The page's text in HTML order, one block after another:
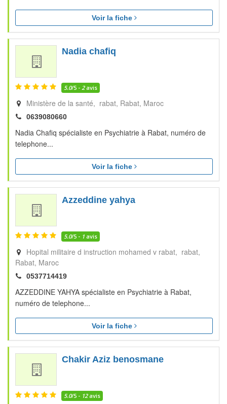
Voir la fiche
Nadia chafiq
5.0/5 - 2avis
Ministère de la santé, rabat Rabat Maroc
0639080660
Nadia Chafiq spécialiste en Psychiatrie à Rabat, numéro de
telephone...
Voir la fiche
Azzeddine yahya
5.0/5 - 1 avis
Hopital militaire d instruction mohamed v rabat, rabat
Rabat Maroc
0537714419
AZZEDDINE YAHYA spécialiste en Psychiatrie à Rabat,
numéro de telephone...
Voir la fiche
Chakir Aziz benosmane
5.0/5 - 12avis